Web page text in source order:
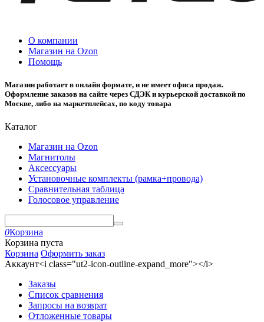
О компании
Магазин на Ozon
Помощь
Магазин работает в онлайн формате, и не имеет офиса продаж.
Оформление заказов на сайте через СДЭК и курьерской доставкой по
Москве, либо на маркетплейсах, по коду товара
Каталог
Магазин на Ozon
Магнитолы
Аксессуары
Установочные комплекты (рамка+провода)
Сравнительная таблица
Голосовое управление
0Корзина
Корзина пуста
Корзина Оформить заказ
Аккаунт<i class="ut2-icon-outline-expand_more"></i>
Заказы
Список сравнения
Запросы на возврат
Отложенные товары